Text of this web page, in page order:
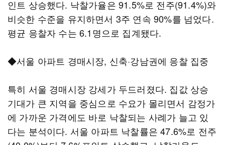
인트 상승했다. 낙찰가율은 91.5%로 전주(91.4%)와
비슷한 수준을 유지하면서 3주 연속 90%를 넘었다.
평균 응찰자 수는 6.1명으로 집계됐다.
◆서울 아파트 경매시장, 신축·강남권에 응찰 집중
특히 서울 경매시장 강세가 두드러졌다. 집값 상승
기대가 큰 지역을 중심으로 수요가 몰리면서 감정가
에 가까운 가격에도 바로 낙찰되는 사례가 늘고 있
다는 분석이다. 서울 아파트 낙찰률은 47.6%로 전주